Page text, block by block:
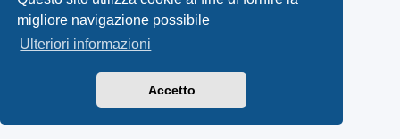
migliore navigazione possibile
Ulteriori informazioni
Accetto